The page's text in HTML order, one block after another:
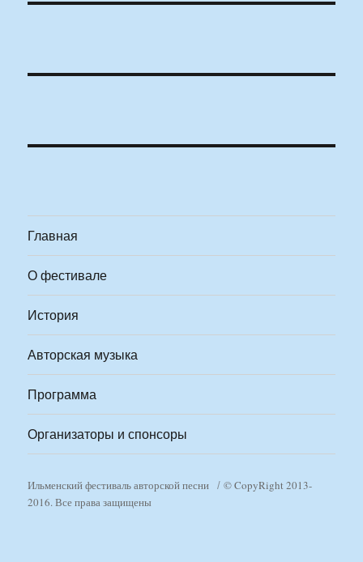
Главная
О фестивале
История
Авторская музыка
Программа
Организаторы и спонсоры
Ильменский фестиваль авторской песни
© CopyRight 2013-
2016. Все права защищены